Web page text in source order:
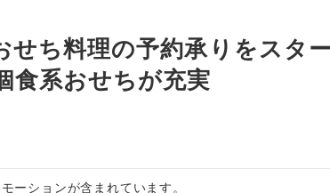
せち料理の予約承りをスター
食系おせちが充実
ーションが含まれています。